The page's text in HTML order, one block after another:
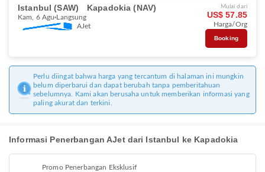
Istanbul (SAW) Kapadokia (NAV)
Kam, 6 Agu Langsung
AJet
Mulai dari
US$ 57.85
Harga/Org
Booking
Perlu diingat bahwa harga yang tercantum di halaman ini mungkin
belum diperbarui dan dapat berubah tanpa pemberitahuan
sebelumnya. Kami akan berusaha untuk memberikan informasi yang
paling akurat dan terkini.
Informasi Penerbangan AJet dari Istanbul ke Kapadokia
Promo Penerbangan Eksklusif